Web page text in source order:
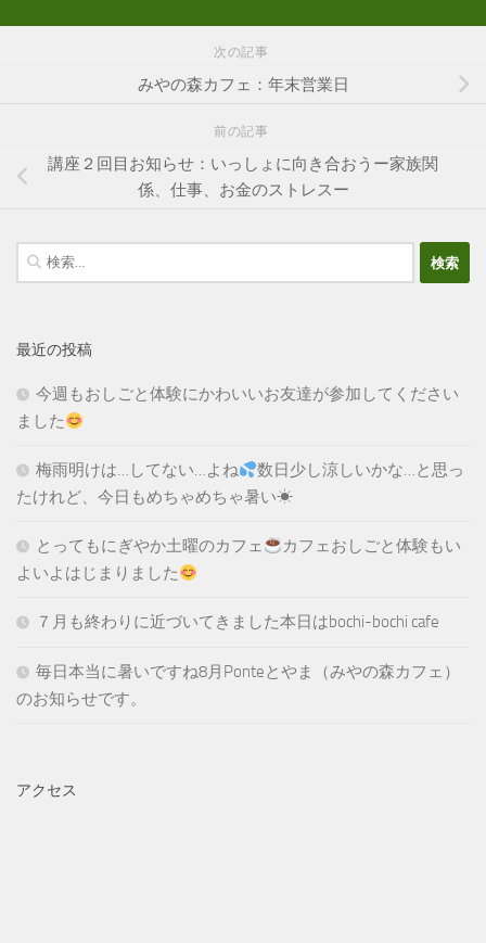
次の記事
みやの森カフェ：年末営業日
前の記事
講座２回目お知らせ：いっしょに向き合おうー家族関
係、仕事、お金のストレスー
検
索:
最近の投稿
今週もおしごと体験にかわいいお友達が参加してください
ました
梅雨明けは…してない…よね
数日少し涼しいかな…と思っ
たけれど、今日もめちゃめちゃ暑い☀
とってもにぎやか土曜のカフェ
カフェおしごと体験もい
よいよはじまりました
７月も終わりに近づいてきました本日はbochi-bochi cafe
毎日本当に暑いですね8月Ponteとやま（みやの森カフェ）
のお知らせです。
アクセス